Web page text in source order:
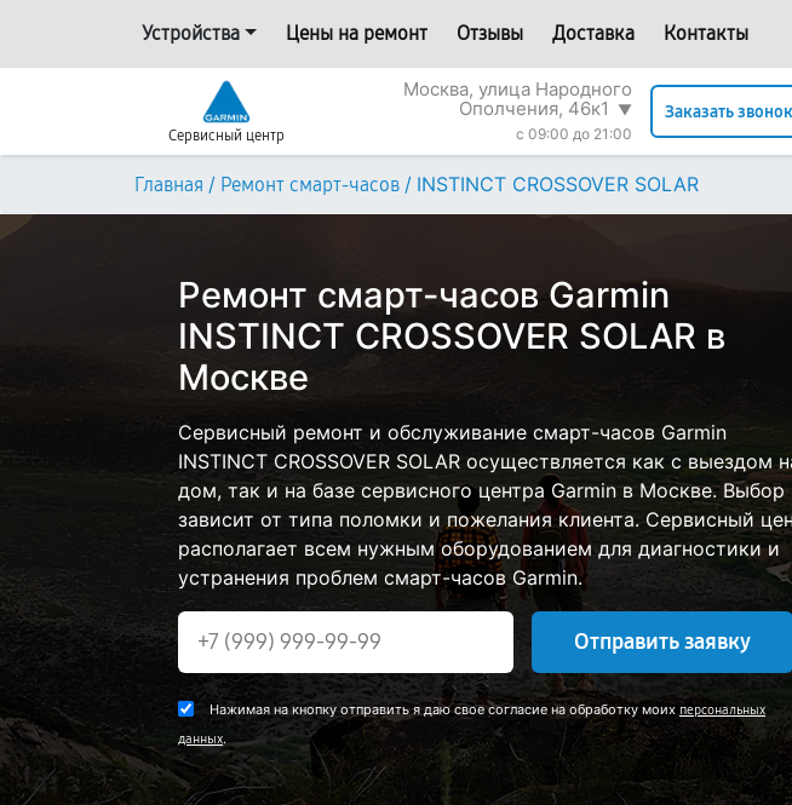
Устройства Цены на ремонт Отзывы Доставка Контакты
Сервисный центр
Москва, улица Народного
Ополчения, 46к1
▼
c 09:00 до 21:00
Заказать звонок
Главная / Ремонт смарт-часов / INSTINCT CROSSOVER SOLAR
Ремонт смарт-часов Garmin
INSTINCT CROSSOVER SOLAR в
Москве
Сервисный ремонт и обслуживание смарт-часов Garmin
INSTINCT CROSSOVER SOLAR осуществляется как с выездом
дом, так и на базе сервисного центра Garmin в Москве. Выбор
зависит от типа поломки и пожелания клиента. Сервисный
располагает всем нужным оборудованием для диагностики и
устранения проблем смарт-часов Garmin.
Отправить заявку
Нажимая на кнопку отправить я даю свое согласие на обработку моих персональных
данных.